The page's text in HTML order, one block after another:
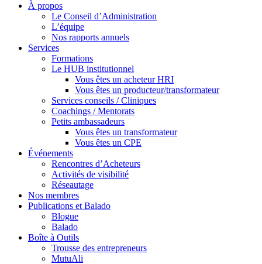
À propos
Le Conseil d’Administration
L’équipe
Nos rapports annuels
Services
Formations
Le HUB institutionnel
Vous êtes un acheteur HRI
Vous êtes un producteur/transformateur
Services conseils / Cliniques
Coachings / Mentorats
Petits ambassadeurs
Vous êtes un transformateur
Vous êtes un CPE
Événements
Rencontres d’Acheteurs
Activités de visibilité
Réseautage
Nos membres
Publications et Balado
Blogue
Balado
Boîte à Outils
Trousse des entrepreneurs
MutuAli